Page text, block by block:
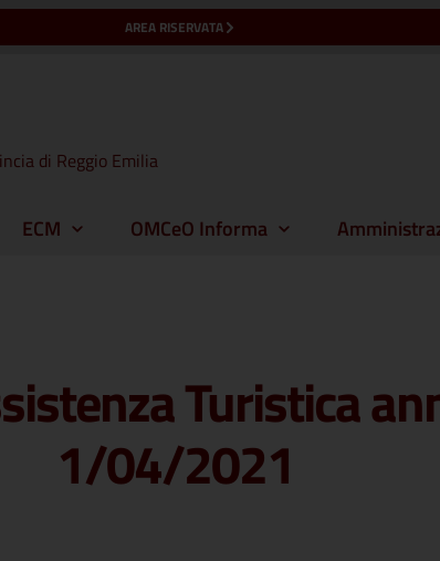
AREA RISERVATA
di Reggio Emilia
ECM OMCeO Informa
Turistica
1/04/2021